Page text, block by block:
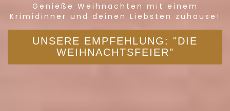
Genieße Weihnachten mit einem
Krimidinner und deinen Liebsten zuhause!
UNSERE EMPFEHLUNG: "DIE
WEIHNACHTSFEIER"